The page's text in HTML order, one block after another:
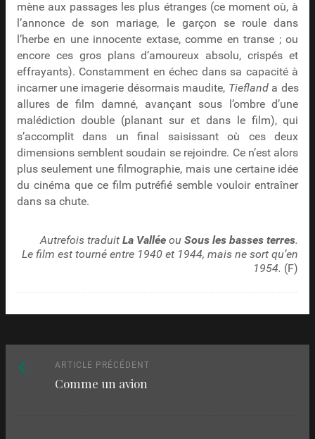
mène aux passages les plus étranges (ce moment où, à
l’annonce de son mariage, le garçon se roule dans
l’herbe en une innocente extase, comme en transe ; ou
encore ces gros plans d’amoureux absolu, crispés et
effrayants). Constamment en échec dans sa capacité à
incarner une imagerie désormais maudite, Tiefland a des
allures de film damné, avançant sous l’ombre d’une
malédiction double (planant sur et dans le film), qui
s’accomplit dans un final saisissant où ces deux
dimensions semblent soudain se rejoindre. Ce n’est alors
plus seulement une filmographie, mais une certaine idée
du cinéma que ce film putréfié semble vouloir entraîner
dans sa chute.
Autrefois traduitLa Vallée ouSous les basses terres.
Le film est tourné entre 1940 et 1944, mais ne sort qu’en
1954. (F)
Naviguez
parmi
ARTICLE PRÉCÉDENT
Comme un avion